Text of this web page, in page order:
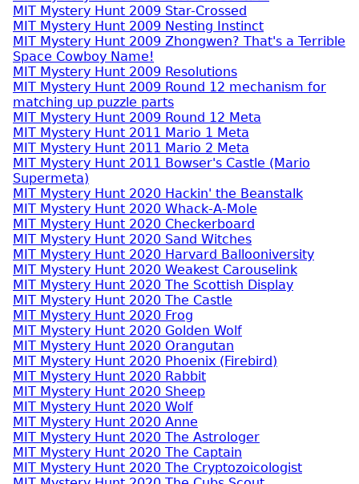
MIT Mystery Hunt 2009 Star-Crossed
MIT Mystery Hunt 2009 Nesting Instinct
MIT Mystery Hunt 2009 Zhongwen? That's a Terrible
Space Cowboy Name!
MIT Mystery Hunt 2009 Resolutions
MIT Mystery Hunt 2009 Round 12 mechanism for
matching up puzzle parts
MIT Mystery Hunt 2009 Round 12 Meta
MIT Mystery Hunt 2011 Mario 1 Meta
MIT Mystery Hunt 2011 Mario 2 Meta
MIT Mystery Hunt 2011 Bowser's Castle (Mario
Supermeta)
MIT Mystery Hunt 2020 Hackin' the Beanstalk
MIT Mystery Hunt 2020 Whack-A-Mole
MIT Mystery Hunt 2020 Checkerboard
MIT Mystery Hunt 2020 Sand Witches
MIT Mystery Hunt 2020 Harvard Ballooniversity
MIT Mystery Hunt 2020 Weakest Carouselink
MIT Mystery Hunt 2020 The Scottish Display
MIT Mystery Hunt 2020 The Castle
MIT Mystery Hunt 2020 Frog
MIT Mystery Hunt 2020 Golden Wolf
MIT Mystery Hunt 2020 Orangutan
MIT Mystery Hunt 2020 Phoenix (Firebird)
MIT Mystery Hunt 2020 Rabbit
MIT Mystery Hunt 2020 Sheep
MIT Mystery Hunt 2020 Wolf
MIT Mystery Hunt 2020 Anne
MIT Mystery Hunt 2020 The Astrologer
MIT Mystery Hunt 2020 The Captain
MIT Mystery Hunt 2020 The Cryptozoicologist